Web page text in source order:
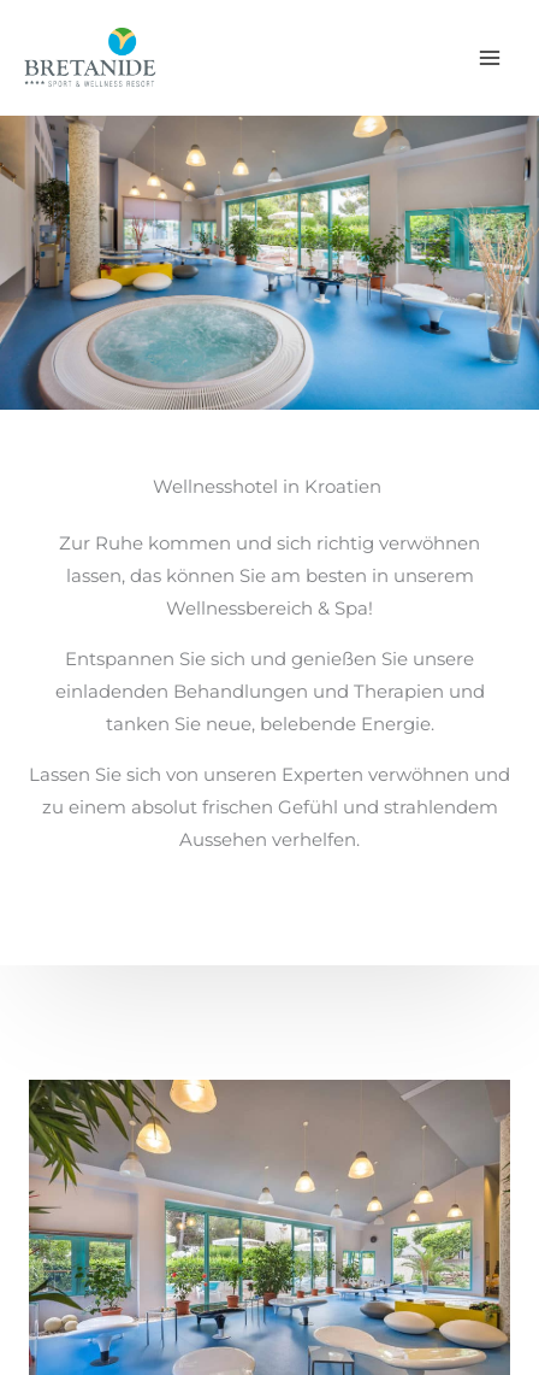
springen
Wellnesshotel in Kroatien
Zur Ruhe kommen und sich richtig verwöhnen
lassen, das können Sie am besten in unserem
Wellnessbereich & Spa!
Entspannen Sie sich und genießen Sie unsere
einladenden Behandlungen und Therapien und
tanken Sie neue, belebende Energie.
Lassen Sie sich von unseren Experten verwöhnen und
zu einem absolut frischen Gefühl und strahlendem
Aussehen verhelfen.